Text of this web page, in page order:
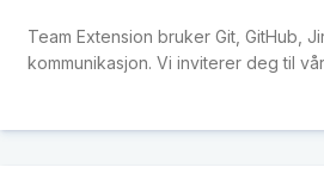
Team Extension bruker Git, GitHub,
kommunikasjon. Vi inviterer deg til